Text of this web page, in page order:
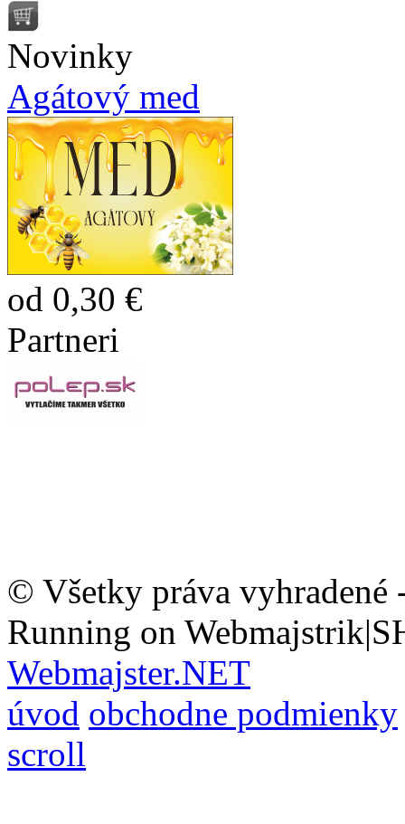
Novinky
Agátový med
od 0,30 €
Partneri
© Všetky práva vyhradené
Running on
Webmajster.NET
úvod obchodne podmienky
scroll